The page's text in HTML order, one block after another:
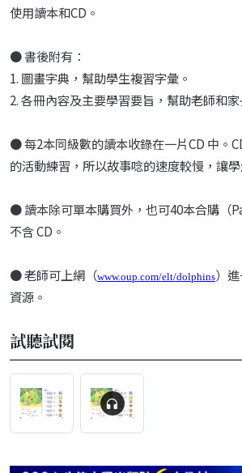
使用讀本和CD。
● 書後附有：
1. 圖畫字典，幫助學生複習字彙。
2. 各冊內容及主要學習要旨，幫助老師和
● 每2本同級數的讀本收錄在一片CD 中。
的活動練習，所以故事唸的速度較慢，讓
● 讀本除可單本購買外，也可40本合購（
不含 CD。
● 老師可上網（www.oup.com/elt/dolphins）
資源。
試聽試閱